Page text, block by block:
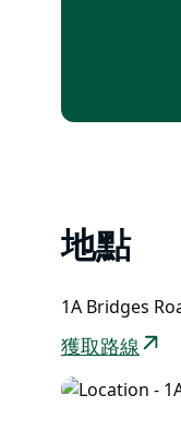
適用標準
地點
1A Bridges
獲取路線